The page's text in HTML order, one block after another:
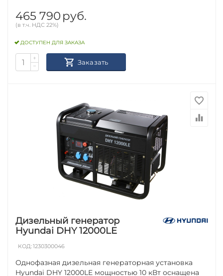
465 790 руб.
(в т.ч. НДС 22%)
ДОСТУПЕН ДЛЯ ЗАКАЗА
+
−
Заказать
Дизельный генератор
Hyundai DHY 12000LE
КОД:1230300046
Однофазная дизельная генераторная установка
Hyundai DHY 12000LE мощностью 10 кВт оснащена